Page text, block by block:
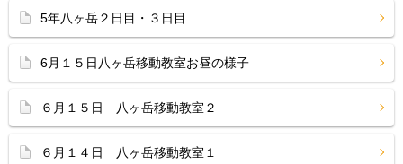
5年八ヶ岳２日目・３日目
6月１５日八ヶ岳移動教室お昼の様子
６月１５日 八ヶ岳移動教室２
６月１４日 八ヶ岳移動教室１